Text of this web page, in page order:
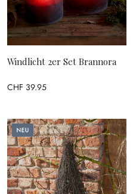
Windlicht 2er Set Brannora
CHF 39.95
Neu